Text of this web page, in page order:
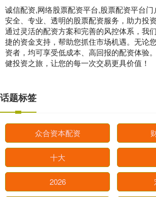
诚信配资,网络股票配资平台,股票配资平台
安全、专业、透明的股票配资服务，助力投
通过灵活的配资方案和完善的风控体系，我
捷的资金支持，帮助您抓住市场机遇。无论
资者，均可享受低成本、高回报的配资体验
健投资之旅，让您的每一次交易更具价值！
话题标签
众合资本配资
十大
2026